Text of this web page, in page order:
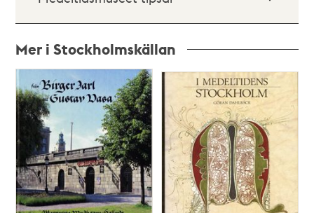
Mer i Stockholmskällan
poster
och
teman